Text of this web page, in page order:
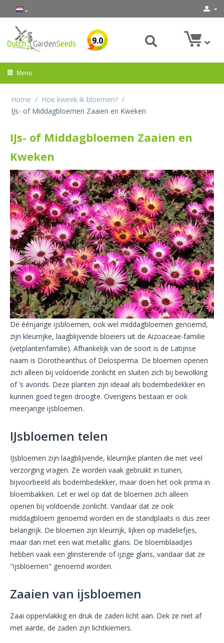
9.0
Menu
Home / Hoe kweek ik bloemen? /
IJs- of Middagbloemen Zaaien en Kweken
IJs- of Middagbloemen Zaaien en
Kweken
De éénjarige ijsbloemen, ook wel middagbloemen genoemd,
zijn kleurrijke, laagblijvende bloeiers uit de Aizoaceae-familie
(vetplantenfamilie). Afhankelijk van de soort is de Latijnse
naam is Dorotheanthus of Delosperma. De bloemen openen
zich alleen bij voldoende zonlicht en sluiten zich bij bewolking
of ’s avonds. Deze planten zijn ideaal als bodembedekker en
kunnen goed tegen droogte. Overigens bestaan er ook
meerjarige ijsbloemen.
IJsbloemen telen
IJsbloemen zijn laagblijvende, kleurrijke planten die niet veel
verzorging vragen. Ze worden vaak gebruikt in tuinen,
bijvoorbeeld als bodembedekker, maar doen het ook prima in
bloembakken. Let er wel op dat de bloemen zich alleen
openen bij voldoende zonlicht. Vandaar dat ze ook
middagbloem genoemd worden en de standplaats is dus zeer
belangrijk. De bloemen zijn kleurrijk, lijken op madeliefjes,
maar dan met een wat metallic glans. De bloemblaadjes
hebben vaak een glinsterende of ijzige glans, vandaar dat ze
"ijsbloemen" genoemd worden.
Zaaien van ijsbloemen
Zaai oppervlakkig en druk de zaden licht aan. Dek ze niet af
met aarde, de zaden zijn lichtkiemers.